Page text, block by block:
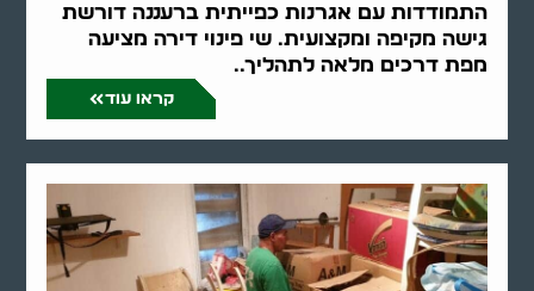
התמודדות עם אגרנות כפייתית ברעננה דורשת
גישה מקיפה ומקצועית. שי פינוי דירה מציעה
מפת דרכים מלאה לתהליך..
קראו עוד